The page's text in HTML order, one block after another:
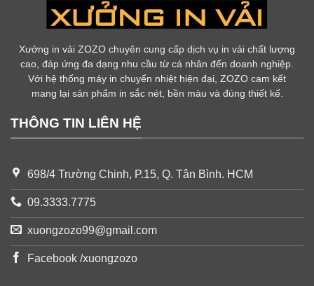
Xưởng in vải ZOZO chuyên cung cấp dịch vụ in vải chất lượng
cao, đáp ứng đa dạng nhu cầu từ cá nhân đến doanh nghiệp.
Với hệ thống máy in chuyển nhiệt hiện đại, ZOZO cam kết
mang lại sản phẩm in sắc nét, bền màu và đúng thiết kế.
THÔNG TIN LIÊN HỆ
698/4 Trường Chinh, P.15, Q. Tân Bình. HCM
09.3333.7775
xuongzozo99@gmail.com
Facebook /xuongzozo